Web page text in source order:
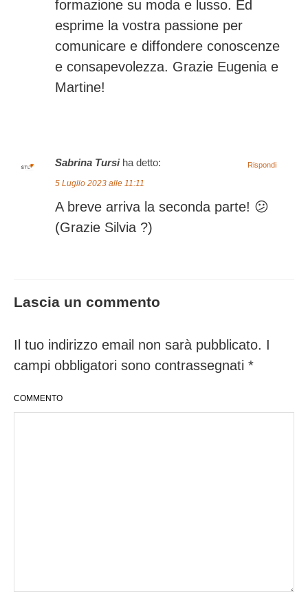
formazione su moda e lusso. Ed
esprime la vostra passione per
comunicare e diffondere conoscenze
e consapevolezza. Grazie Eugenia e
Martine!
Sabrina Tursi ha detto:
5 Luglio 2023 alle 11:11
A breve arriva la seconda parte! 😕
(Grazie Silvia ?)
Rispondi
Lascia un commento
Il tuo indirizzo email non sarà pubblicato. I
campi obbligatori sono contrassegnati *
COMMENTO